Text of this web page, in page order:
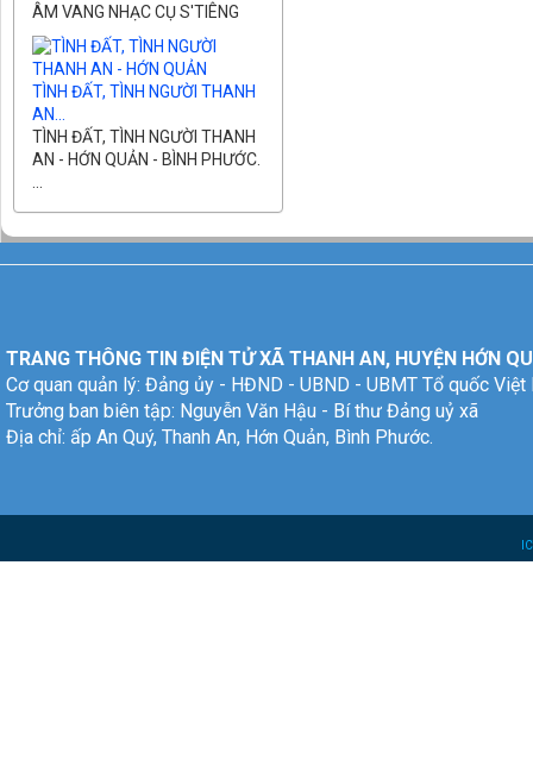
ÂM VANG NHẠC CỤ S'TIÊNG
TÌNH ĐẤT, TÌNH NGƯỜI THANH
AN...
TÌNH ĐẤT, TÌNH NGƯỜI THANH
AN - HỚN QUẢN - BÌNH PHƯỚC.
TRANG THÔNG TIN ĐIỆN TỬ XÃ THANH AN, HUYỆN HỚN
Cơ quan quản lý: Đảng ủy - HĐND - UBND - UBMT Tổ quốc Việt
Trưởng ban biên tập: Nguyễn Văn Hậu - Bí thư Đảng uỷ xã
Địa chỉ: ấp An Quý, Thanh An, Hớn Quản, Bình Phước.